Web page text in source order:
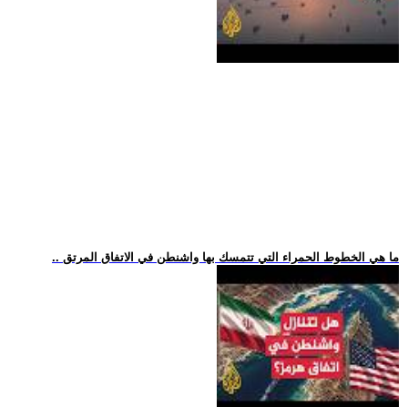
.. ما هي الخطوط الحمراء التي تتمسك بها واشنطن في الاتفاق المرتق